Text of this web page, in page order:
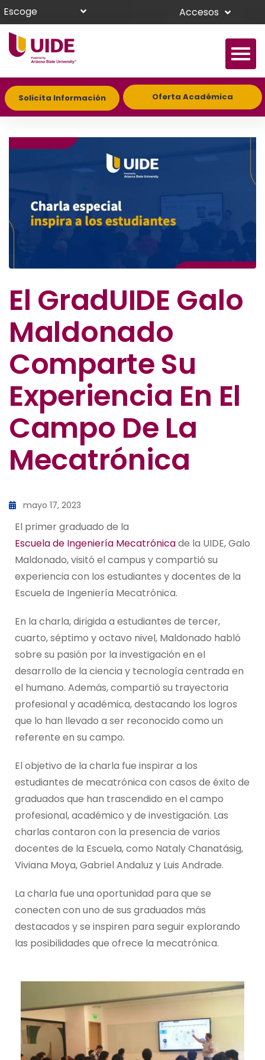
Escoge Accesos
Solicita Información Oferta Académica
El GradUIDE Galo
Maldonado
Comparte Su
Experiencia En El
Campo De La
Mecatrónica
mayo 17, 2023
El primer graduado de la
Escuela de Ingeniería Mecatrónicade la UIDE, Galo
Maldonado, visitó el campus y compartió su
experiencia con los estudiantes y docentes de la
Escuela de Ingeniería Mecatrónica.
En la charla, dirigida a estudiantes de tercer,
cuarto, séptimo y octavo nivel, Maldonado habló
sobre su pasión por la investigación en el
desarrollo de la ciencia y tecnología centrada en
el humano. Además, compartió su trayectoria
profesional y académica, destacando los logros
que lo han llevado a ser reconocido como un
referente en su campo.
El objetivo de la charla fue inspirar a los
estudiantes de mecatrónica con casos de éxito de
graduados que han trascendido en el campo
profesional, académico y de investigación. Las
charlas contaron con la presencia de varios
docentes de la Escuela, como Nataly Chanatásig,
Viviana Moya, Gabriel Andaluz y Luis Andrade.
La charla fue una oportunidad para que se
conecten con uno de sus graduados más
destacados y se inspiren para seguir explorando
las posibilidades que ofrece la mecatrónica.